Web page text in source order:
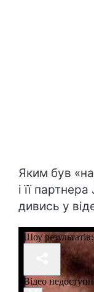
Яким був
і її
дивись у